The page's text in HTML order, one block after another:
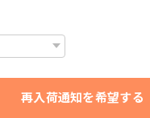
再入荷通知を希望する